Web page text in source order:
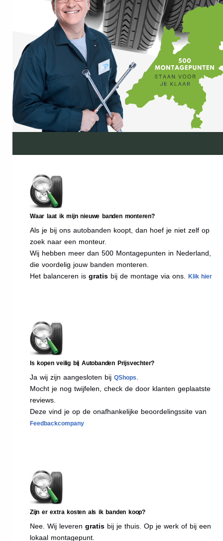
Waar laat ik mijn nieuwe banden monteren?
Als je bij ons autobanden koopt, dan hoef je niet zelf op
zoek naar een monteur.
Wij hebben meer dan 500 Montagepunten in Nederland,
die voordelig jouw banden monteren.
Het balanceren is gratis bij de montage via ons. Klik hier
Is kopen veilig bij Autobanden Prijsvechter?
Ja wij zijn aangesloten bij QShops
Mocht je nog twijfelen, check de door klanten geplaatste
reviews.
Deze vind je op de onafhankelijke beoordelingssite van
Feedbackcompany
Zijn er extra kosten als ik banden koop?
Nee. Wij leveren gratis bij je thuis. Op je werk of bij een
lokaal montagepunt.